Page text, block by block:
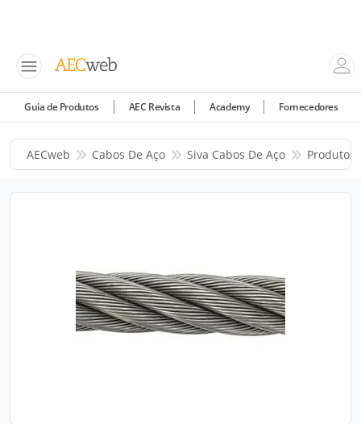
Guia de Produtos AEC Revista Academy Fornecedores
AECweb Cabos De Aço Siva Cabos De Aço Produtos